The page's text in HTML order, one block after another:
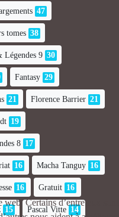
47
tomes 38
Légendes 9 30
Fantasy 29
21 Florence Barrier 21
19
8 17
16 Macha Tanguy 16
16 Gratuit 16
15 Pascal Vitte 14
Certains d’entre eux sont